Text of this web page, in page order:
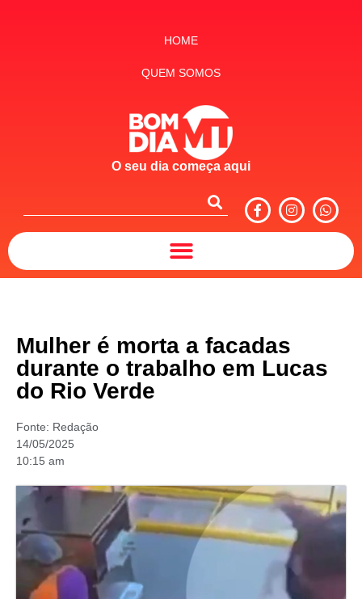
HOME
QUEM SOMOS
O seu dia começa aqui
Mulher é morta a facadas
durante o trabalho em Lucas
do Rio Verde
Fonte: Redação
14/05/2025
10:15 am